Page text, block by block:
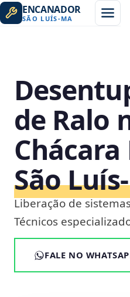
ENCANADOR
SÃO LUÍS-MA
de Ralo
Chácara
São
Liberação de
Técnicos
FALE NO